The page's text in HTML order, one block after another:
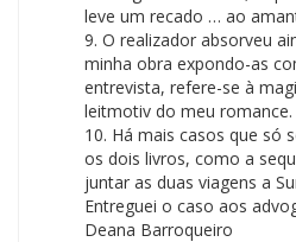
leve um recado … ao
9. O realizador absorveu
minha obra expondo-as
entrevista, refere-se à
leitmotiv do meu romance.
10. Há mais casos que só
os dois livros, como a
juntar as duas viagens a
Entreguei o caso aos
Deana Barroqueiro